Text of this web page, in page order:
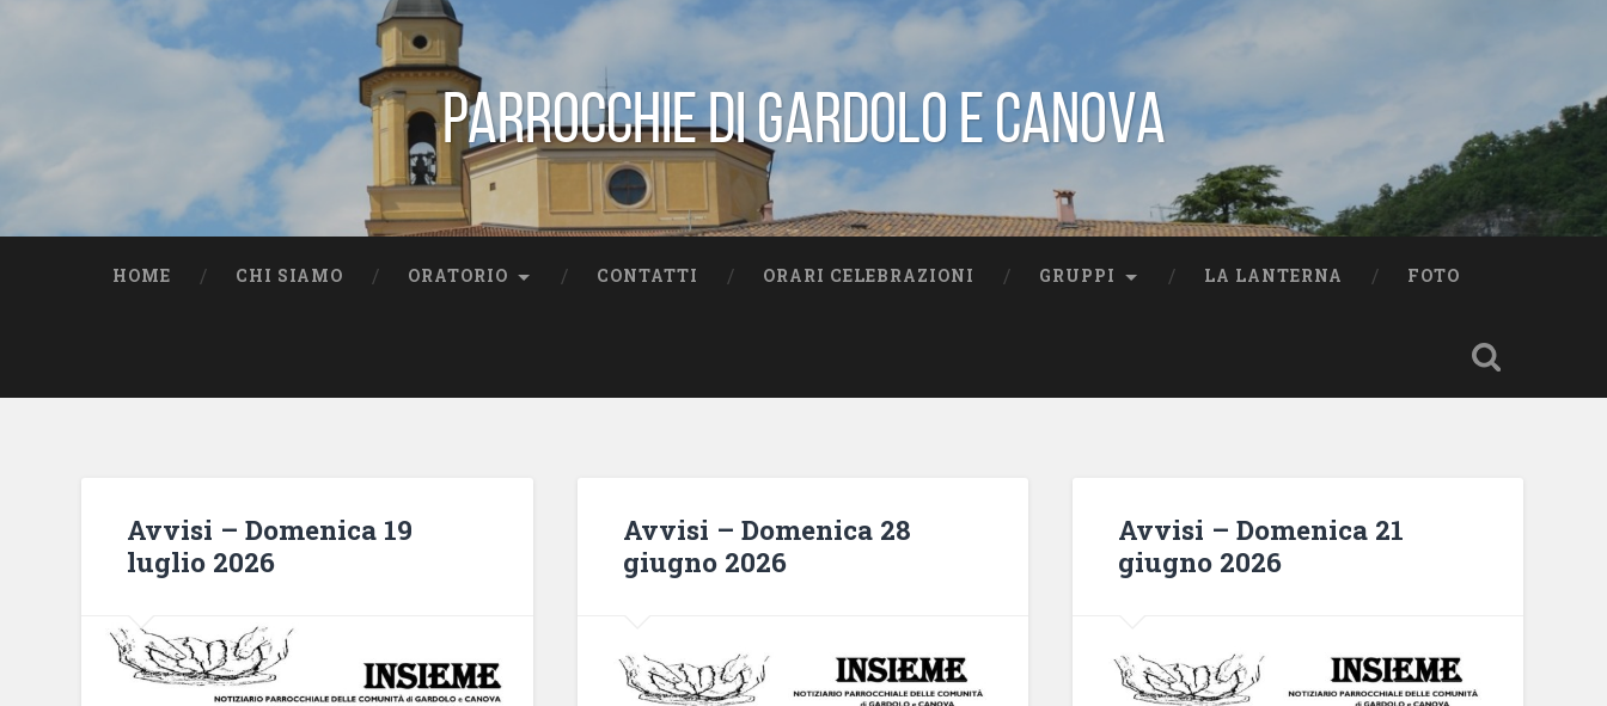
Parrocchie di Gardolo e Canova
HOME CHI SIAMO ORATORIO CONTATTI ORARI CELEBRAZIONI GRUPPI LA LANTERNA FOTO
Avvisi – Domenica 19
luglio 2026
Avvisi – Domenica 28
giugno 2026
Avvisi – Domenica 21
giugno 2026